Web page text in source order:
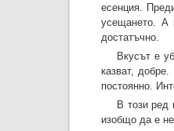
есенция.
усещането. А
достатъчно.
Вкусът е
казват,
постоянно.
В този ред
изобщо да е